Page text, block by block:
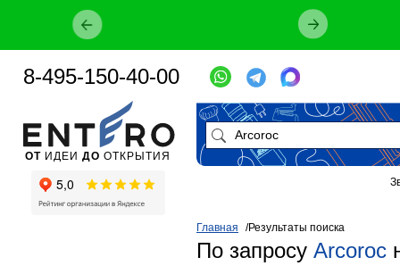
Главная Результаты поиска
По запросу Arcoroc
ОТ ИДЕИ ДО ОТКРЫТИЯ
8-495-150-40-00